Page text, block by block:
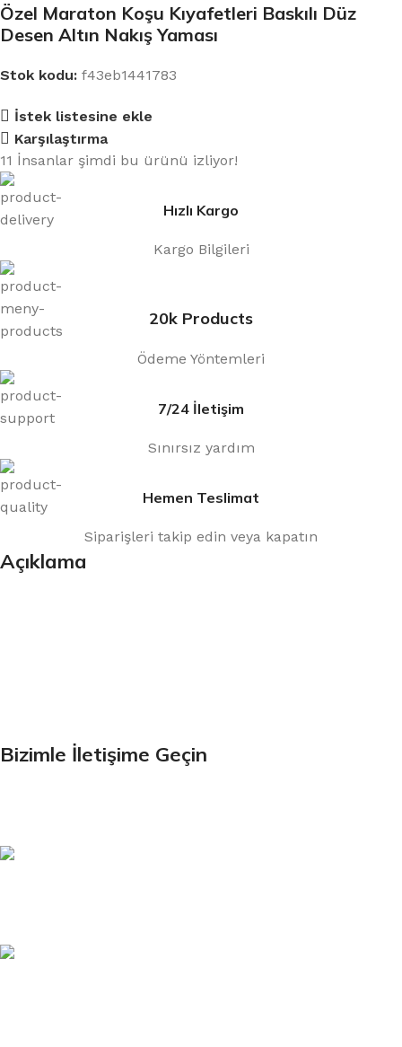
Özel Maraton Koşu Kıyafetleri Baskılı Düz
Desen Altın Nakış Yaması
Stok kodu: f43eb1441783
İstek listesine ekle
Karşılaştırma
11 İnsanlar şimdi bu ürünü izliyor!
Hızlı Kargo
Kargo Bilgileri
20k Products
Ödeme Yöntemleri
7/24 İletişim
Sınırsız yardım
Hemen Teslimat
Siparişleri takip edin veya kapatın
Açıklama
Bizimle İletişime Geçin